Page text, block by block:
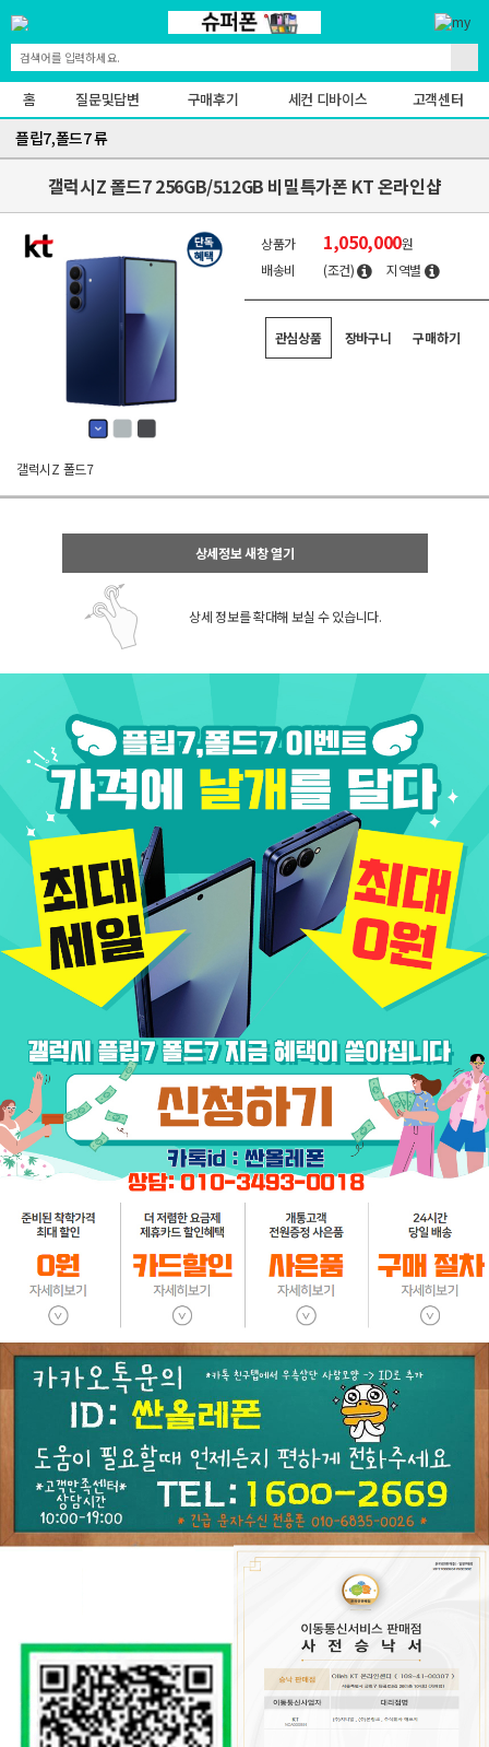
홈 질문및답변 구매후기 세컨 디바이스 고객센터
플립7,폴드7 류
갤럭시Z 폴드7 256GB/512GB 비밀특가폰 KT 온라인샵
갤럭시Z 폴드7
상품가 1,050,000원
배송비
(조건) 지역별
관심상품 장바구니 구매하기
상세정보 새창 열기
상세 정보를 확대해 보실 수 있습니다.